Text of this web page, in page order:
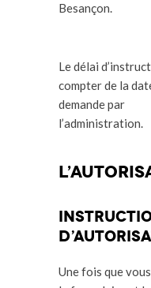
Besançon.
Le délai
compter de la
demande par
l’administration.
Une fois que